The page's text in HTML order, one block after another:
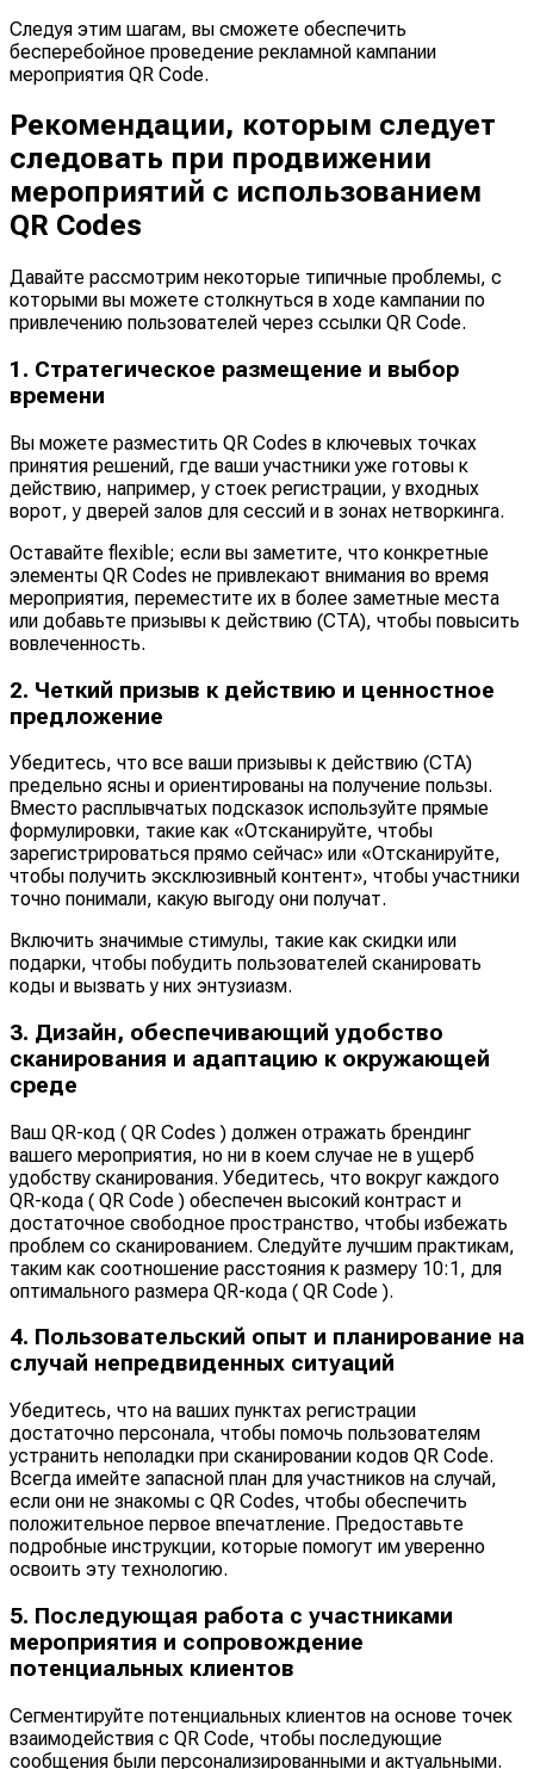
Следуя этим шагам, вы сможете обеспечить
бесперебойное проведение рекламной кампании
мероприятия QR Code.
Рекомендации, которым следует
следовать при продвижении
мероприятий с использованием
QR Codes
Давайте рассмотрим некоторые типичные проблемы, с
которыми вы можете столкнуться в ходе кампании по
привлечению пользователей через ссылки QR Code.
1. Стратегическое размещение и выбор
времени
Вы можете разместить QR Codes в ключевых точках
принятия решений, где ваши участники уже готовы к
действию, например, у стоек регистрации, у входных
ворот, у дверей залов для сессий и в зонах нетворкинга.
Оставайте flexible; если вы заметите, что конкретные
элементы QR Codes не привлекают внимания во время
мероприятия, переместите их в более заметные места
или добавьте призывы к действию (CTA), чтобы повысить
вовлеченность.
2. Четкий призыв к действию и ценностное
предложение
Убедитесь, что все ваши призывы к действию (CTA)
предельно ясны и ориентированы на получение пользы.
Вместо расплывчатых подсказок используйте прямые
формулировки, такие как «Отсканируйте, чтобы
зарегистрироваться прямо сейчас» или «Отсканируйте,
чтобы получить эксклюзивный контент», чтобы участники
точно понимали, какую выгоду они получат.
Включить значимые стимулы, такие как скидки или
подарки, чтобы побудить пользователей сканировать
коды и вызвать у них энтузиазм.
3. Дизайн, обеспечивающий удобство
сканирования и адаптацию к окружающей
среде
Ваш QR-код ( QR Codes ) должен отражать брендинг
вашего мероприятия, но ни в коем случае не в ущерб
удобству сканирования. Убедитесь, что вокруг каждого
QR-кода ( QR Code ) обеспечен высокий контраст и
достаточное свободное пространство, чтобы избежать
проблем со сканированием. Следуйте лучшим практикам,
таким как соотношение расстояния к размеру 10:1, для
оптимального размера QR-кода ( QR Code ).
4. Пользовательский опыт и планирование на
случай непредвиденных ситуаций
Убедитесь, что на ваших пунктах регистрации
достаточно персонала, чтобы помочь пользователям
устранить неполадки при сканировании кодов QR Code.
Всегда имейте запасной план для участников на случай,
если они не знакомы с QR Codes, чтобы обеспечить
положительное первое впечатление. Предоставьте
подробные инструкции, которые помогут им уверенно
освоить эту технологию.
5. Последующая работа с участниками
мероприятия и сопровождение
потенциальных клиентов
Сегментируйте потенциальных клиентов на основе точек
взаимодействия с QR Code, чтобы последующие
сообщения были персонализированными и актуальными.